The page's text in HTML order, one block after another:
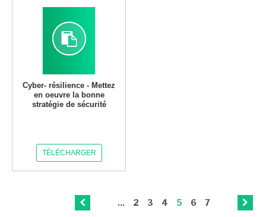
Cyber- résilience - Mettez
en oeuvre la bonne
stratégie de sécurité
TÉLÉCHARGER
... 2 3 4 5 6 7